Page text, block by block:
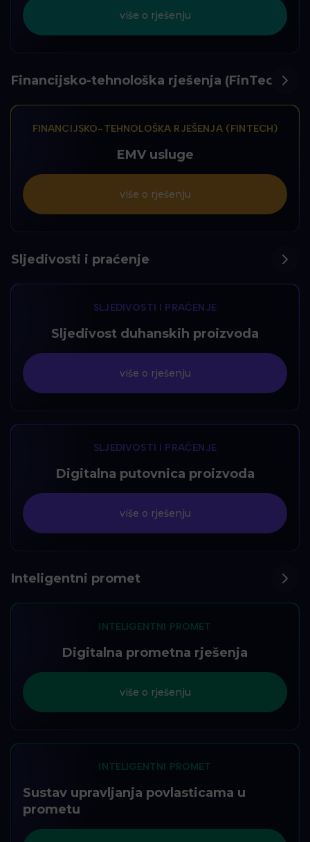
više o rješenju
Financijsko-tehnološka rješenja (FinTech)
FINANCIJSKO-TEHNOLOŠKA RJEŠENJA (FINTECH)
EMV usluge
više o rješenju
Sljedivosti i praćenje
SLJEDIVOSTI I PRAĆENJE
Sljedivost duhanskih proizvoda
više o rješenju
SLJEDIVOSTI I PRAĆENJE
Digitalna putovnica proizvoda
više o rješenju
Inteligentni promet
INTELIGENTNI PROMET
Digitalna prometna rješenja
više o rješenju
INTELIGENTNI PROMET
Sustav upravljanja povlasticama u
prometu